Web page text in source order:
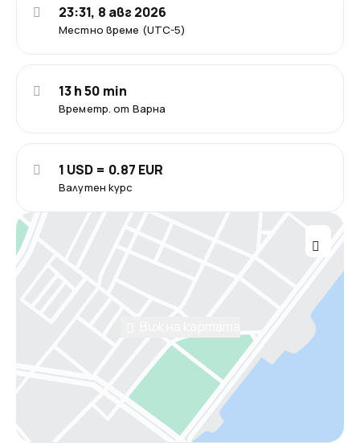
Местно време (UTC-5)
23:31, 8 авг 2026
Времетр. от Варна
13 h 50 min
Валутен курс
1 USD = 0.87 EUR